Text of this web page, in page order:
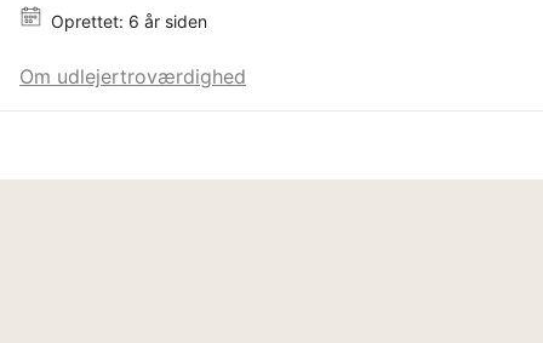
Oprettet: 6 år siden
Om udlejertroværdighed